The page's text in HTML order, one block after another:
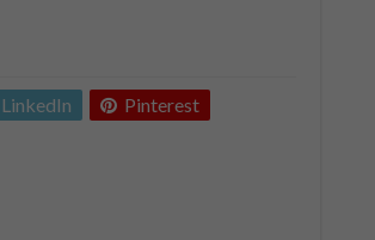
LinkedIn Pinterest